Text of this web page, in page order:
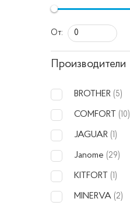
От:
Производители
BROTHER (5)
COMFORT (10)
JAGUAR (1)
Janome (29)
KITFORT (1)
MINERVA (2)